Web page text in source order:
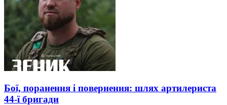
Бої, поранення і повернення: шлях артилериста
44-ї бригади